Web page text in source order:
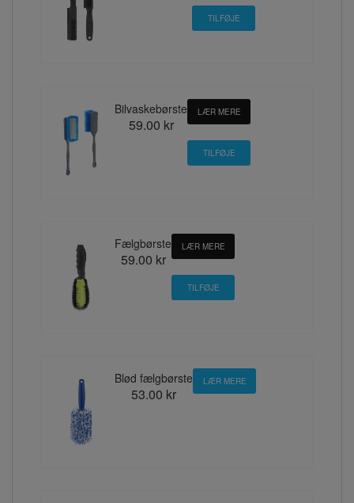
Bilvaskebørste
59.00 kr
LÆR MERE
Fælgbørste
59.00 kr
LÆR MERE
Blød fælgbørste
53.00 kr
LÆR MERE